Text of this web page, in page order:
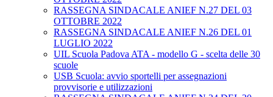
RASSEGNA SINDACALE ANIEF N.27 DEL 03
OTTOBRE 2022
RASSEGNA SINDACALE ANIEF N.26 DEL 01
LUGLIO 2022
UIL Scuola Padova ATA - modello G - scelta delle 30
scuole
USB Scuola: avvio sportelli per assegnazioni
provvisorie e utilizzazioni